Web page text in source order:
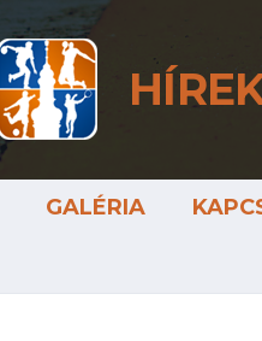
GALÉRIA